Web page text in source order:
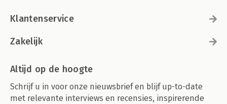
Klantenservice
Zakelijk
Altijd op de hoogte
Schrijf u in voor onze nieuwsbrief en blijf up-to-date
met relevante interviews en recensies, inspirerende